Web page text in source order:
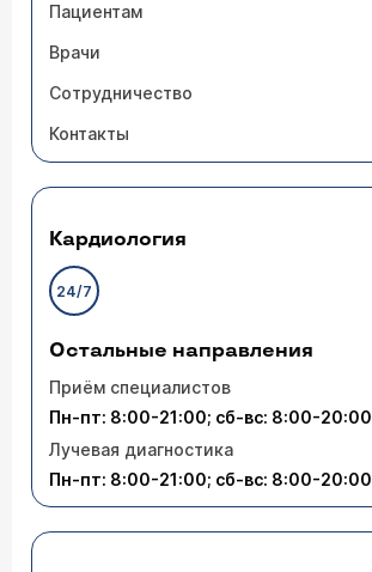
Пациентам
Врачи
Сотрудничество
Контакты
Кардиология
24/7
Остальные направления
Приём специалистов
Пн-пт: 8:00-21:00; сб-вс: 8:00-20:00
Лучевая диагностика
Пн-пт: 8:00-21:00; сб-вс: 8:00-20:00